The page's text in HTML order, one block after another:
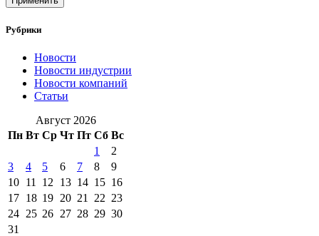
Рубрики
Новости
Новости индустрии
Новости компаний
Статьи
Август 2026
Пн Вт Ср Чт Пт Сб Вс
1
2
3
4 5 6 7 8
9
10 11 12 13 14 15 16
17 18 19 20 21 22 23
24 25 26 27 28 29 30
31